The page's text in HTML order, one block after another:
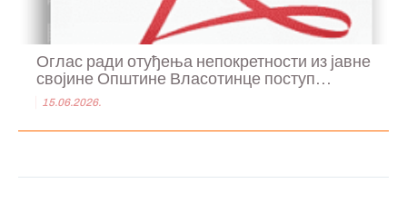
Оглас ради отуђења непокретности из јавне
својине Општине Власотинце поступ...
15.06.2026.